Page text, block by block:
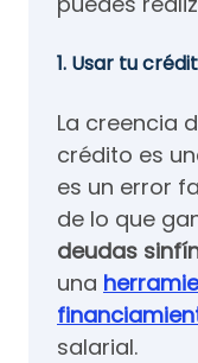
1. Usar tu
La creencia
crédito es
es un error
de lo que
deudas
una
salarial.